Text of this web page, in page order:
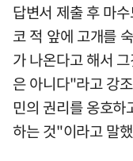
답변서 제출 후 마
코 적 앞에 고개를
가 나온다고 해서
은 아니다"라고 강
민의 권리를 옹호하
하는 것"이라고 말